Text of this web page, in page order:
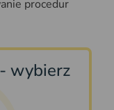
procedur
wybierz